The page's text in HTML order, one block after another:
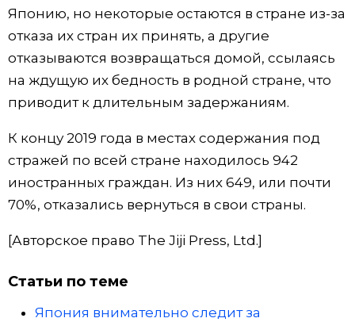
Японию, но некоторые остаются в стране из-за
отказа их стран их принять, а другие
отказываются возвращаться домой, ссылаясь
на ждущую их бедность в родной стране, что
приводит к длительным задержаниям.
К концу 2019 года в местах содержания под
стражей по всей стране находилось 942
иностранных граждан. Из них 649, или почти
70%, отказались вернуться в свои страны.
[Авторское право The Jiji Press, Ltd.]
Статьи по теме
Япония внимательно следит за